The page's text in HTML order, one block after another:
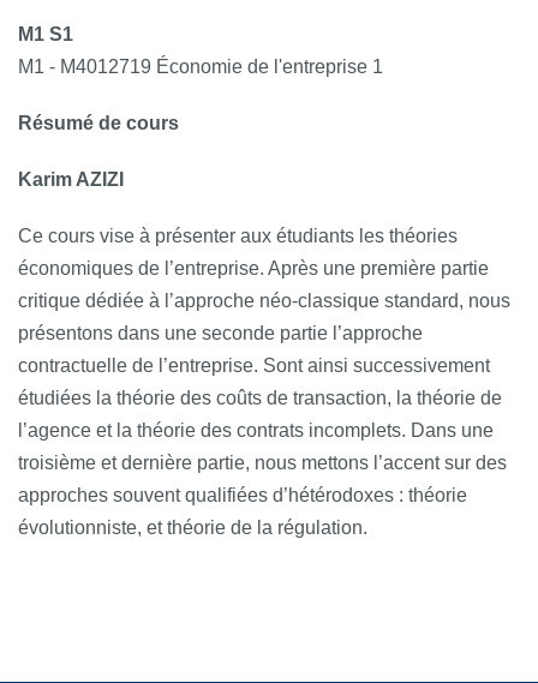
M1 S1
M1 - M4012719 Économie de l'entreprise 1
Résumé de cours
Karim AZIZI
Ce cours vise à présenter aux étudiants les théories
économiques de l’entreprise. Après une première partie
critique dédiée à l’approche néo-classique standard, nous
présentons dans une seconde partie l’approche
contractuelle de l’entreprise. Sont ainsi successivement
étudiées la théorie des coûts de transaction, la théorie de
l’agence et la théorie des contrats incomplets. Dans une
troisième et dernière partie, nous mettons l’accent sur des
approches souvent qualifiées d’hétérodoxes : théorie
évolutionniste, et théorie de la régulation.